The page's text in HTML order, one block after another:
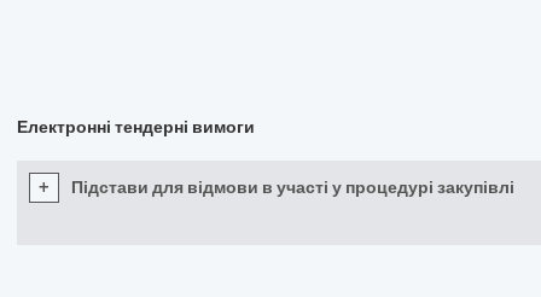
Електронні тендерні вимоги
+ Підстави для відмови в участі у процедурі закупівлі